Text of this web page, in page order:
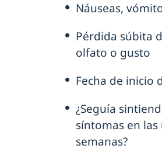
Náuseas,
Pérdida súbita
olfato o gusto
Fecha de inicio
¿Seguía
síntomas en
semanas?